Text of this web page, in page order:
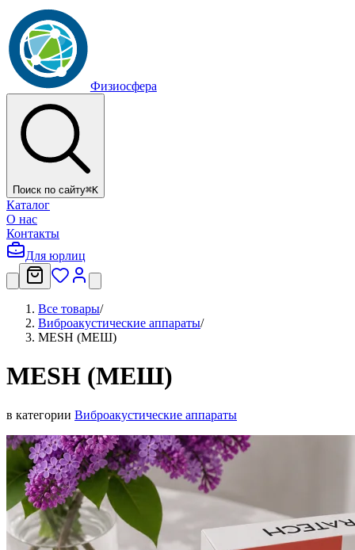
Физиосфера
Поиск по сайту⌘K
Каталог
О нас
Контакты
Для юрлиц
Все товары/
Виброакустические аппараты/
MESH (МЕШ)
MESH (МЕШ)
в категории Виброакустические аппараты